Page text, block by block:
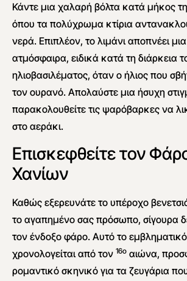
Κάντε μια χαλαρή βόλτα κατά μήκος
όπου τα πολύχρωμα κτίρια
νερά. Επιπλέον, το λιμάνι αποπνέει
ατμόσφαιρα, ειδικά κατά τη διάρκεια
ηλιοβασιλέματος, όταν ο ήλιος που
τον ουρανό. Απολαύστε μια ήσυχη
παρακολουθείτε τις ψαρόβαρκες να
στο αεράκι.
Επισκεφθείτε τον
Χανίων
Καθώς εξερευνάτε το υπέροχο
το αγαπημένο σας πρόσωπο, σίγουρα
τον ένδοξο φάρο. Αυτό το
χρονολογείται από τον 16ο αιώνα,
ρομαντικό σκηνικό για τα ζευγάρια